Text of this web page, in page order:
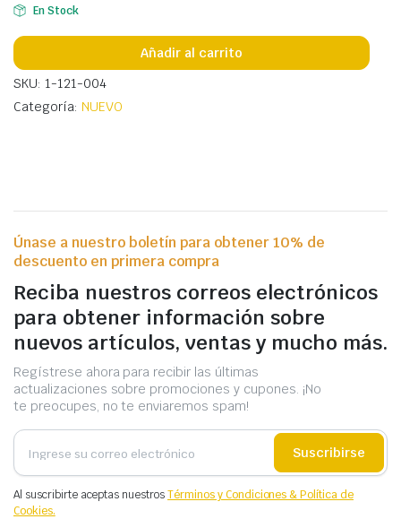
En Stock
Añadir al carrito
SKU: 1-121-004
Categoría: NUEVO
Únase a nuestro boletín para obtener 10% de
descuento en primera compra
Reciba nuestros correos electrónicos
para obtener información sobre
nuevos artículos, ventas y mucho más.
Regístrese ahora para recibir las últimas
actualizaciones sobre promociones y cupones. ¡No
te preocupes, no te enviaremos spam!
Suscribirse
Al suscribirte aceptas nuestrosTérminos y Condiciones & Política de
Cookies.